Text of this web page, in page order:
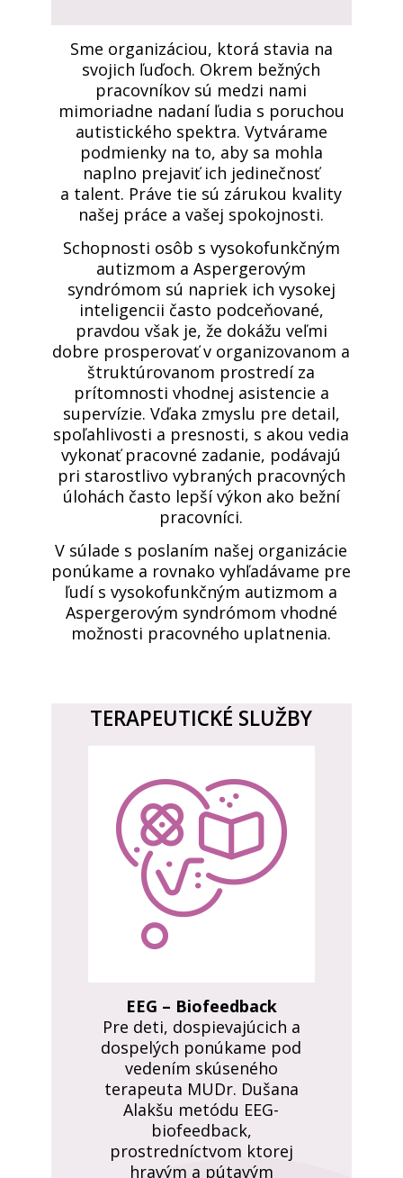
Sme organizáciou, ktorá stavia na
svojich ľuďoch. Okrem bežných
pracovníkov sú medzi nami
mimoriadne nadaní ľudia s poruchou
autistického spektra. Vytvárame
podmienky na to, aby sa mohla
naplno prejaviť ich jedinečnosť
a talent. Práve tie sú zárukou kvality
našej práce a vašej spokojnosti.
Schopnosti osôb s vysokofunkčným
autizmom a Aspergerovým
syndrómom sú napriek ich vysokej
inteligencii často podceňované,
pravdou však je, že dokážu veľmi
dobre prosperovať v organizovanom a
štruktúrovanom prostredí za
prítomnosti vhodnej asistencie a
supervízie. Vďaka zmyslu pre detail,
spoľahlivosti a presnosti, s akou vedia
vykonať pracovné zadanie, podávajú
pri starostlivo vybraných pracovných
úlohách často lepší výkon ako bežní
pracovníci.
V súlade s poslaním našej organizácie
ponúkame a rovnako vyhľadávame pre
ľudí s vysokofunkčným autizmom a
Aspergerovým syndrómom vhodné
možnosti pracovného uplatnenia.
TERAPEUTICKÉ SLUŽBY
EEG – Biofeedback
Pre deti, dospievajúcich a
dospelých ponúkame pod
vedením skúseného
terapeuta MUDr. Dušana
Alakšu metódu EEG-
biofeedback,
prostredníctvom ktorej
hravým a pútavým